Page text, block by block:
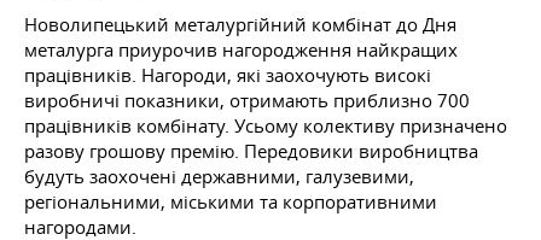
Новолипецький металургійний комбінат до Дня
металурга приурочив нагородження найкращих
працівників. Нагороди, які заохочують високі
виробничі показники, отримають приблизно 700
працівників комбінату. Усьому колективу призначено
разову грошову премію. Передовики виробництва
будуть заохочені державними, галузевими,
регіональними, міськими та корпоративними
нагородами.